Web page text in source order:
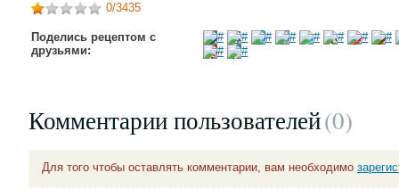
0/3435
Поделись рецептом с
друзьями:
Комментарии пользователей(0)
Для того чтобы оставлять комментарии, вам необходимо